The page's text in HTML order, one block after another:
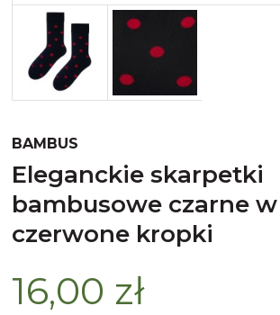
BAMBUS
eleganckie skarpetki
bambusowe czarne w
czerwone kropki
16,00 zł
Bawełna egipska maco
Bawełna merceryzowana